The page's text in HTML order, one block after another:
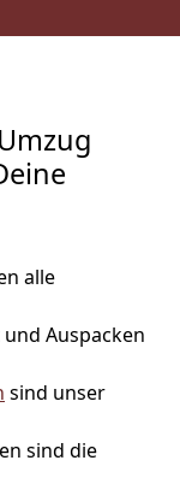
alle
Auspacken
sind unser
sind die